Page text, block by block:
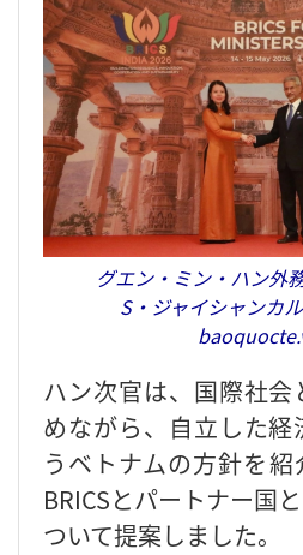
グエン・ミン・ハン外
S・ジャイシャンカ
ハン次官は、国際社
めながら、自立した
うベトナムの方針を紹
BRICSとパートナー国
ついて提案しました。